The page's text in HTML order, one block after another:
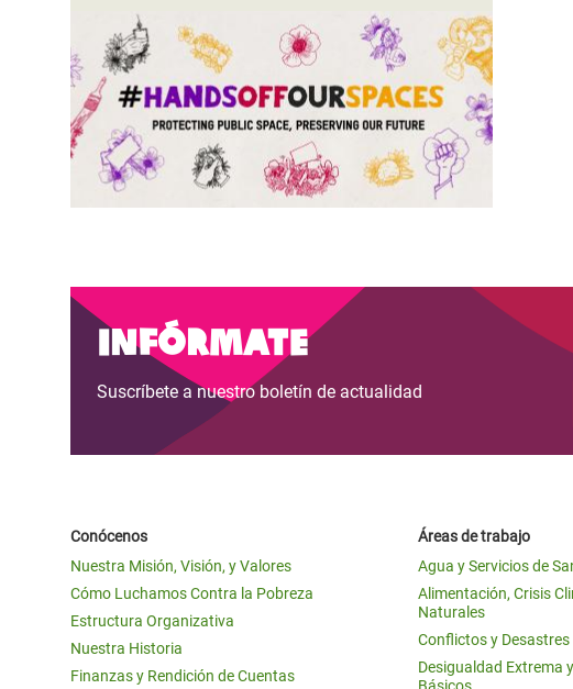
Infórmate
Suscríbete a nuestro boletín de actualidad
Conócenos
Nuestra Misión, Visión, y Valores
Cómo Luchamos Contra la Pobreza
Estructura Organizativa
Nuestra Historia
Finanzas y Rendición de Cuentas
Áreas de trabajo
Agua y Servicios de
Alimentación, Crisis
Naturales
Conflictos y Desastres
Desigualdad Extrema
Básicos